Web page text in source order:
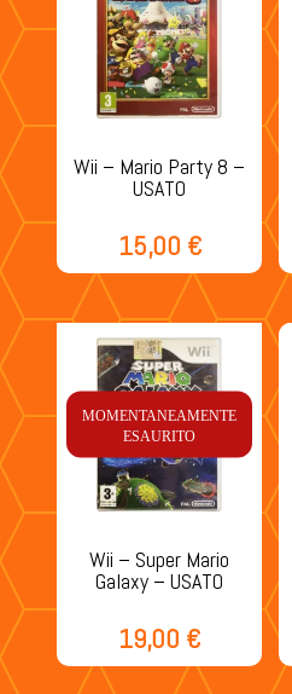
Wii – Mario Party 8 –
USATO
15,00 €
MOMENTANEAMENTE
ESAURITO
Wii – Super Mario
Galaxy – USATO
19,00 €